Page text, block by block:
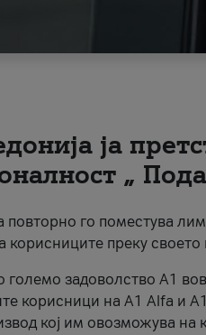
ја
„
повторно го поместува
корисниците преку
големо задоволство А1
корисници на А1 Alfa и
кој им овозможува на